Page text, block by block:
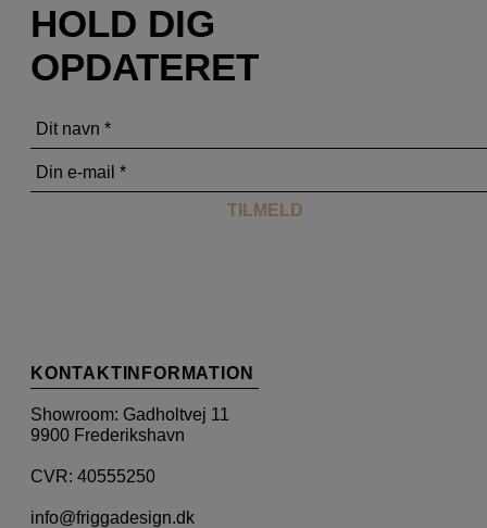
HOLD DIG
OPDATERET
KONTAKTINFORMATION
Showroom: Gadholtvej 11
9900 Frederikshavn
CVR: 40555250
info@friggadesign.dk